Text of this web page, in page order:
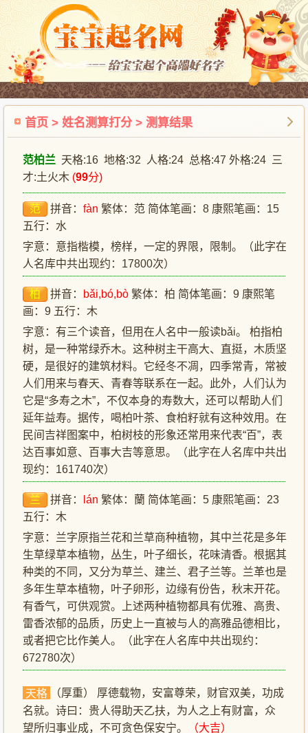
首页 > 姓名测算打分 > 测算结果
范柏兰 天格:16 地格:32 人格:24 总格:47 外格:24 三
才:土火木 (99分)
范 拼音： fàn 繁体：范 简体笔画：8 康熙笔画：15
五行：水
字意：意指楷模，榜样，一定的界限，限制。（此字在
人名库中共出现约：17800次）
柏 拼音： bǎi,bó,bò 繁体：柏 简体笔画：9 康熙笔
画：9 五行：木
字意：有三个读音，但用在人名中一般读bǎi。 柏指柏
树，是一种常绿乔木。这种树主干高大、直挺，木质坚
硬，是很好的建筑材料。它经冬不凋，四季常青，常被
人们用来与春天、青春等联系在一起。此外，人们认为
它是“多寿之木”，不仅本身的寿数大，还可以帮助人们
延年益寿。据传，喝柏叶茶、食柏籽就有这种效用。在
民间吉祥图案中，柏树枝的形象还常用来代表“百”，表
达百事如意、百事大吉等意思。（此字在人名库中共出
现约：161740次）
兰 拼音： lán 繁体：蘭 简体笔画：5 康熙笔画：23
五行：木
字意：兰字原指兰花和兰草商种植物，其中兰花是多年
生草绿草本植物，丛生，叶子细长，花味清香。根据其
种类的不同，又分为草兰、建兰、君子兰等。兰革也是
多年生草本植物，叶子卵形，边缘有份告，秋末开花。
有香气，可供观赏。上述两种植物都具有优雅、高贵、
雷香浓郁的品质，历史上一直被与人的高雅品德相比，
或者把它比作美人。（此字在人名库中共出现约：
672780次）
天格
（厚重） 厚德载物，安富尊荣，财官双美，功成
名就。诗曰：贵人得助天乙扶，为人之上有财富，众
望所归事业成，不可贪色保安宁。
（大吉）